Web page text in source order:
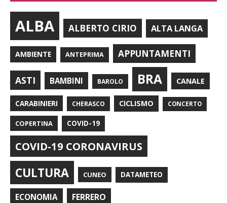
ALBA ALBERTO CIRIO ALTA LANGA
AMBIENTE ANTEPRIMA APPUNTAMENTI
ASTI BAMBINI BAROLO BRA CANALE
CARABINIERI CHERASCO CICLISMO CONCERTO
COPERTINA COVID-19
COVID-19 CORONAVIRUS
CULTURA CUNEO DATAMETEO
ECONOMIA FERRERO